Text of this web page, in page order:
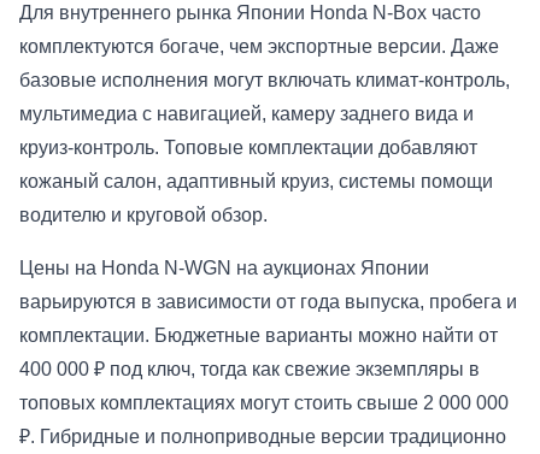
Для внутреннего рынка Японии Honda N-Box часто
комплектуются богаче, чем экспортные версии. Даже
базовые исполнения могут включать климат-контроль,
мультимедиа с навигацией, камеру заднего вида и
круиз-контроль. Топовые комплектации добавляют
кожаный салон, адаптивный круиз, системы помощи
водителю и круговой обзор.
Цены на Honda N-WGN на аукционах Японии
варьируются в зависимости от года выпуска, пробега и
комплектации. Бюджетные варианты можно найти от
400 000 ₽ под ключ, тогда как свежие экземпляры в
топовых комплектациях могут стоить свыше 2 000 000
₽. Гибридные и полноприводные версии традиционно